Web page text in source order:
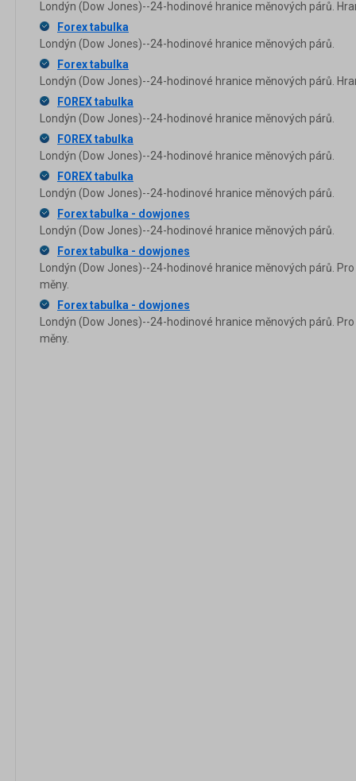
Londýn (Dow Jones)--24-hodinové hranice měnových párů.
Forex tabulka
Londýn (Dow Jones)--24-hodinové hranice měnových párů.
Forex tabulka
Londýn (Dow Jones)--24-hodinové hranice měnových párů.
FOREX tabulka
Londýn (Dow Jones)--24-hodinové hranice měnových párů.
FOREX tabulka
Londýn (Dow Jones)--24-hodinové hranice měnových párů.
FOREX tabulka
Londýn (Dow Jones)--24-hodinové hranice měnových párů.
Forex tabulka - dowjones
Londýn (Dow Jones)--24-hodinové hranice měnových párů.
Forex tabulka - dowjones
Londýn (Dow Jones)--24-hodinové hranice měnových párů.
měny.
Forex tabulka - dowjones
Londýn (Dow Jones)--24-hodinové hranice měnových párů.
měny.